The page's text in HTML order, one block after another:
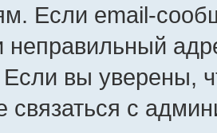
Если email-
неправильный
вы уверены,
связаться с